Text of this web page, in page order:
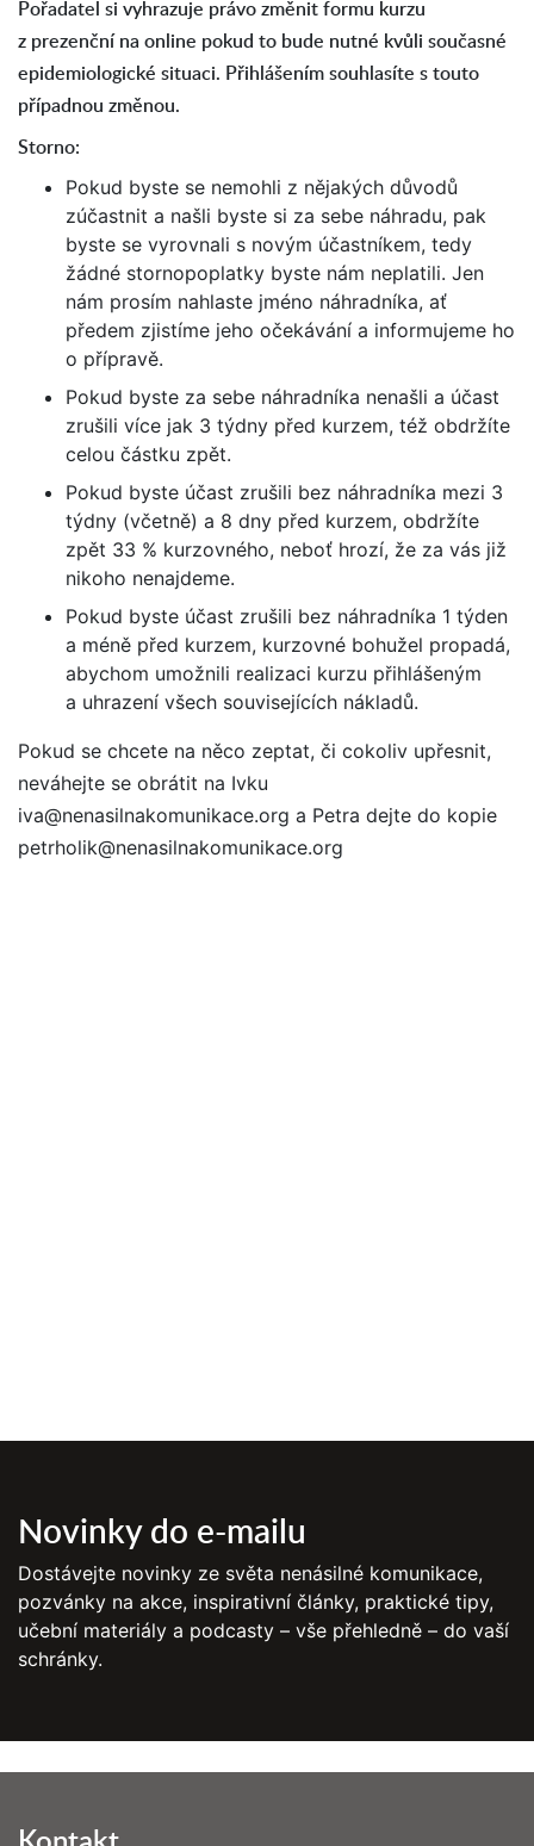
Pořadatel si vyhrazuje právo změnit formu kurzu
z prezenční na online pokud to bude nutné kvůli současné
epidemiologické situaci. Přihlášením souhlasíte s touto
případnou změnou.
Storno:
Pokud byste se nemohli z nějakých důvodů
zúčastnit a našli byste si za sebe náhradu, pak
byste se vyrovnali s novým účastníkem, tedy
žádné stornopoplatky byste nám neplatili. Jen
nám prosím nahlaste jméno náhradníka, ať
předem zjistíme jeho očekávání a informujeme ho
o přípravě.
Pokud byste za sebe náhradníka nenašli a účast
zrušili více jak 3 týdny před kurzem, též obdržíte
celou částku zpět.
Pokud byste účast zrušili bez náhradníka mezi 3
týdny (včetně) a 8 dny před kurzem, obdržíte
zpět 33 % kurzovného, neboť hrozí, že za vás již
nikoho nenajdeme.
Pokud byste účast zrušili bez náhradníka 1 týden
a méně před kurzem, kurzovné bohužel propadá,
abychom umožnili realizaci kurzu přihlášeným
a uhrazení všech souvisejících nákladů.
Pokud se chcete na něco zeptat, či cokoliv upřesnit,
neváhejte se obrátit na Ivku
iva@nenasilnakomunikace.org a Petra dejte do kopie
petrholik@nenasilnakomunikace.org
Novinky do e-mailu
Dostávejte novinky ze světa nenásilné komunikace,
pozvánky na akce, inspirativní články, praktické tipy,
učební materiály a podcasty – vše přehledně – do vaší
schránky.